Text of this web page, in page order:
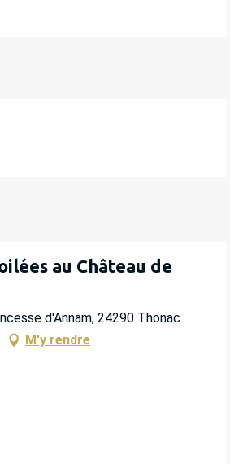
au Château de
d'Annam, 24290 Thonac
M'y rendre